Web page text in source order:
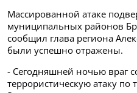
Массированной атаке
муниципальных районов
сообщил глава региона
были успешно отражены.
- Сегодняшней ночью враг
террористическую атаку